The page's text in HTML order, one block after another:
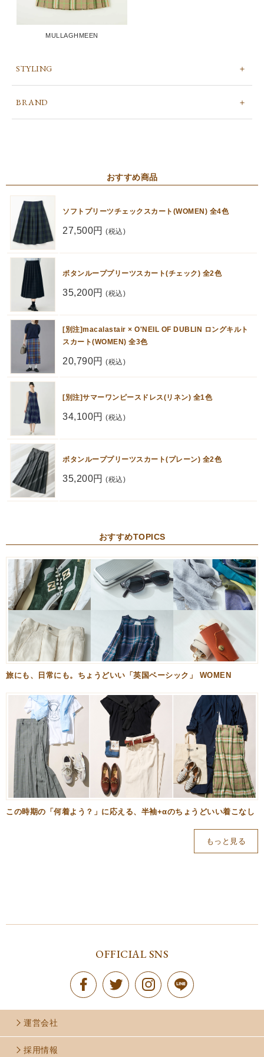
MULLAGHMEEN
STYLING
BRAND
おすすめ商品
ソフトプリーツチェックスカート(WOMEN) 全4色
27,500円 (税込)
ボタンループプリーツスカート(チェック) 全2色
35,200円 (税込)
[別注]macalastair × O'NEIL OF DUBLIN ロングキルト
スカート(WOMEN) 全3色
20,790円 (税込)
[別注]サマーワンピースドレス(リネン) 全1色
34,100円 (税込)
ボタンループプリーツスカート(プレーン) 全2色
35,200円 (税込)
おすすめTOPICS
旅にも、日常にも。ちょうどいい「英国ベーシック」 WOMEN
この時期の「何着よう？」に応える、半袖+αのちょうどいい着こなし
もっと見る
OFFICIAL SNS
運営会社
採用情報